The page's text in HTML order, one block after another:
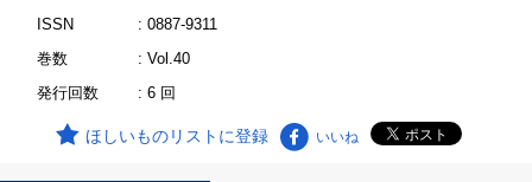
ISSN
: 0887-9311
巻数
: Vol.40
発行回数
: 6 回
ほしいものリストに登録 いいね